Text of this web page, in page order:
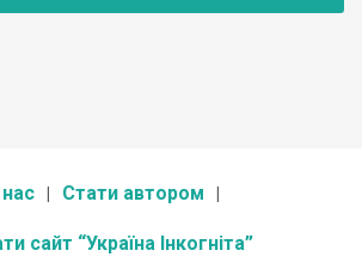
Стати автором
сайт “Україна Інкогніта”